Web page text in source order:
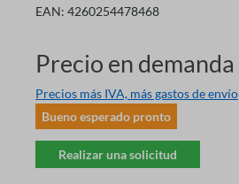
EAN: 4260254478468
Precio en demanda
Precios más IVA, más gastos de envío
Bueno esperado pronto
Realizar una solicitud